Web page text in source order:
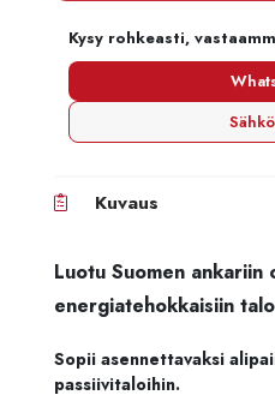
Kysy rohkeasti,
Kuvaus
Luotu Suomen ankariin
energiatehokkaisiin
Sopii asennettavaksi
passiivitaloihin.